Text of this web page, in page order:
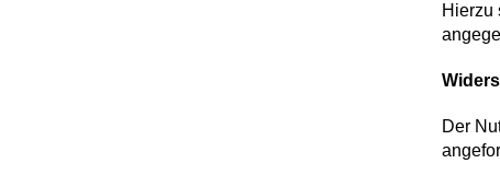
Hierzu
Der